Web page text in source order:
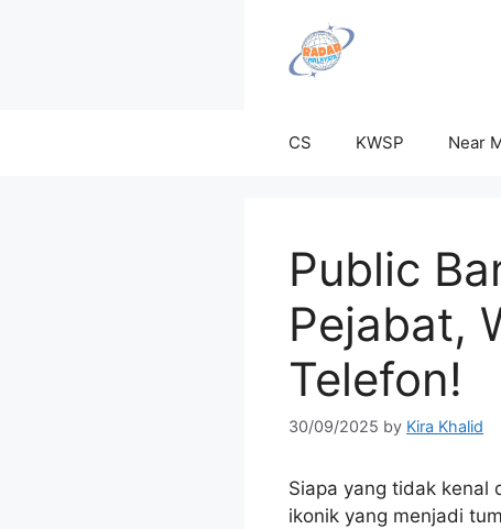
CS KWSP Near
Public
Pejabat,
Telefon!
30/09/2025 by Kira Khalid
Siapa yang tidak kenal
ikonik yang menjadi